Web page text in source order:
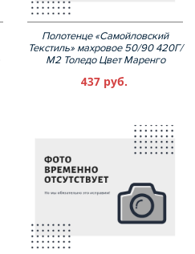
Полотенце «Самойловский
Текстиль» махровое 50/90 420Г/
М2 Толедо Цвет Маренго
437 руб.